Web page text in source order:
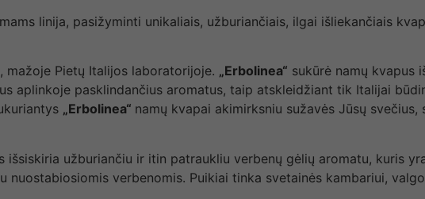
linija, pasižyminti unikaliais, užburiančiais, ilgai išliekančiais
mažoje Pietų Italijos laboratorijoje. „Erbolinea“ sukūrė namų kvapus
aplinkoje pasklindančius aromatus, taip atskleidžiant tik Italijai
„Erbolinea“ namų kvapai akimirksniu sužavės Jūsų
išsiskiria užburiančiu ir itin patraukliu verbenų gėlių aromatu, kuris
nuostabiosiomis verbenomis. Puikiai tinka svetainės kambariui,